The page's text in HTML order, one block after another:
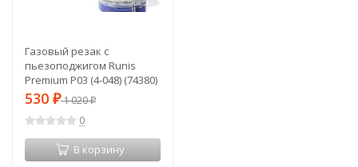
Газовый резак с
пьезоподжигом Runis
Premium P03 (4-048) (74380)
530 ₽1 020₽
0
В корзину